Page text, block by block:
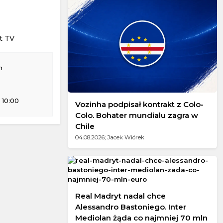
TV
Vozinha podpisał kontrakt z Colo-
Colo. Bohater mundialu zagra w
Chile
04.08.2026; Jacek Wiórek
Real Madryt nadal chce
Alessandro Bastoniego. Inter
Mediolan żąda co najmniej 70 mln